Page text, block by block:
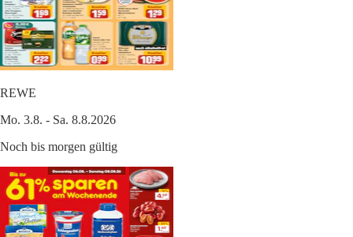
REWE
Mo. 3.8. - Sa. 8.8.2026
Noch bis morgen gültig